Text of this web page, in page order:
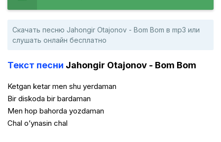
Скачать песню Jahongir Otajonov - Bom Bom в mp3 или
слушать онлайн бесплатно
Текст песни Jahongir Otajonov - Bom Bom
Ketgan ketar men shu yerdaman
Bir diskoda bir bardaman
Men hop bahorda yozdaman
Chal o’ynasin chal